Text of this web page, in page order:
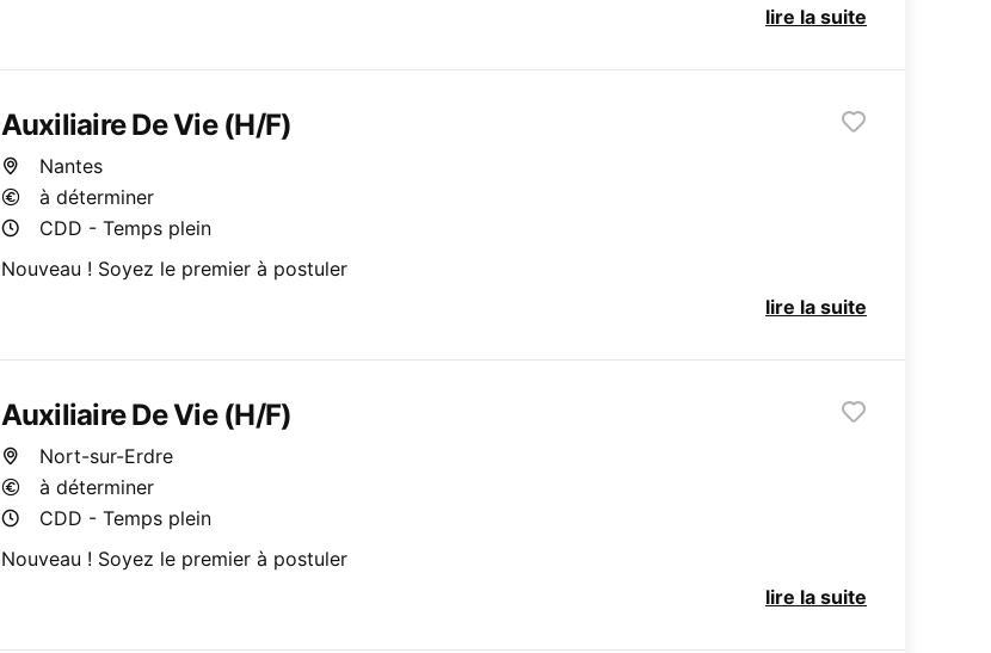
lire la suite
Auxiliaire De Vie (H/F)
Nantes
à déterminer
CDD - Temps plein
Nouveau ! Soyez le premier à postuler
lire la suite
Auxiliaire De Vie (H/F)
Nort-sur-Erdre
à déterminer
CDD - Temps plein
Nouveau ! Soyez le premier à postuler
lire la suite